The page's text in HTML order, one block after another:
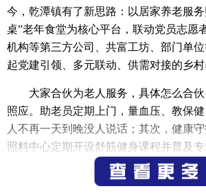
今，乾潭镇有了新思路：以居家养老服
桌”老年食堂为核心平台，联动党员志愿
机构等第三方公司、共富工坊、部门单
起党建引领、多元联动、供需对接的乡村
大家合伙为老人服务，具体怎么合
照应。助老员定期上门，量血压、教保
人不再一天到晚没人说话；其次，健康
照料中心定期开设舒筋健身课程并普及
们在家门口就能学到养生方法。在此基
了互助联谊机制。活跃的低龄老人主动